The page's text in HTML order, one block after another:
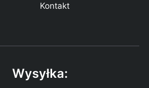
Kontakt
Wysyłka: